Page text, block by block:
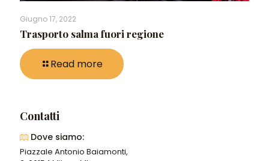
Giugno 17, 2022
Trasporto salma fuori regione
Read more
Contatti
Dove siamo:
Piazzale Antonio Baiamonti,